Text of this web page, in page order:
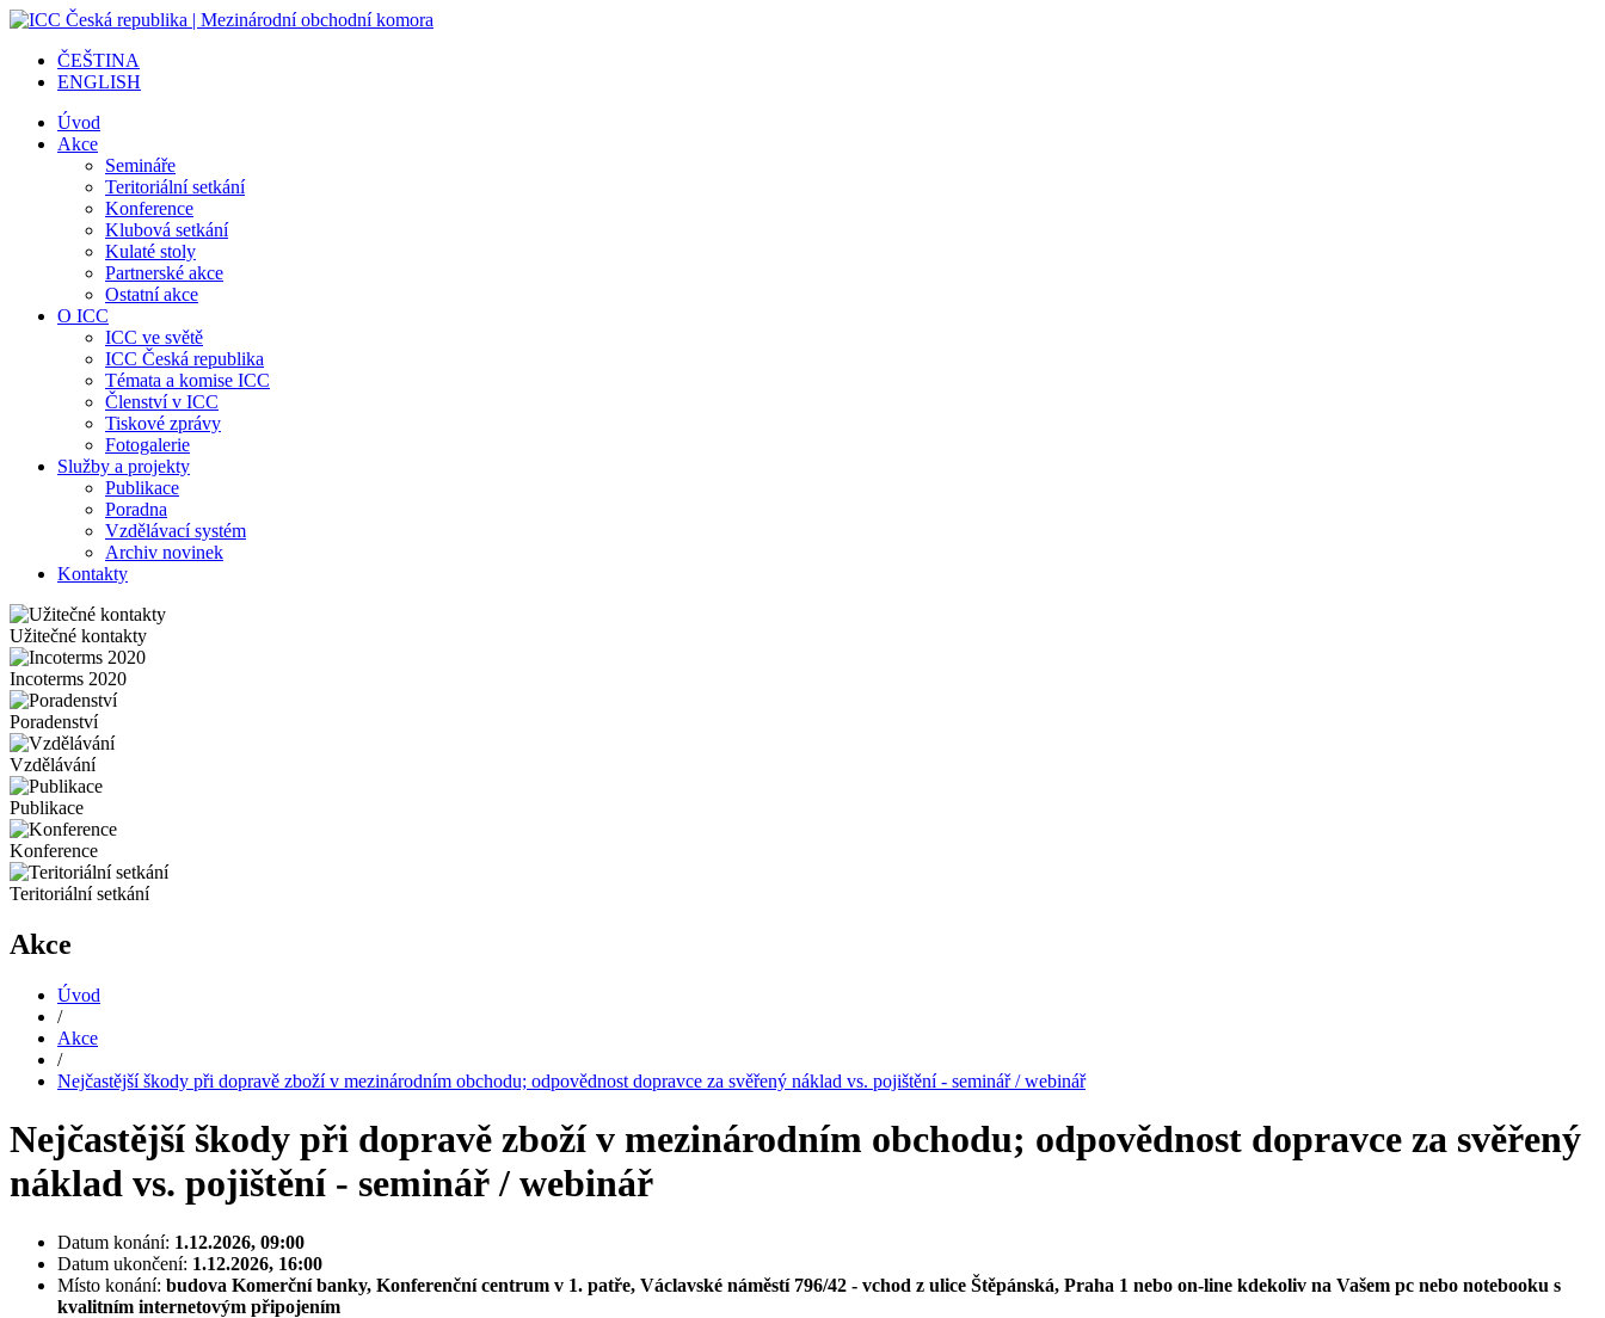
ČEŠTINA
ENGLISH
Úvod
Akce
Semináře
Teritoriální setkání
Konference
Klubová setkání
Kulaté stoly
Partnerské akce
Ostatní akce
O ICC
ICC ve světě
ICC Česká republika
Témata a komise ICC
Členství v ICC
Tiskové zprávy
Fotogalerie
Služby a projekty
Publikace
Poradna
Vzdělávací systém
Archiv novinek
Kontakty
Užitečné kontakty
Incoterms 2020
Poradenství
Vzdělávání
Publikace
Konference
Teritoriální setkání
Akce
Úvod
/
Akce
/
Nejčastější škody při dopravě zboží v mezinárodním obchodu; odpovědnost dopravce za svěřený náklad vs. pojištění - seminář / webinář
Nejčastější škody při dopravě zboží v mezinárodním obchodu; odpovědnost dopravce za svěřený
náklad vs. pojištění - seminář / webinář
Datum konání: 1.12.2026, 09:00
Datum ukončení: 1.12.2026, 16:00
Místo konání: budova Komerční banky, Konferenční centrum v 1. patře, Václavské náměstí 796/42 - vchod z ulice Štěpánská, Praha 1 nebo on-line kdekoliv na Vašem pc nebo notebooku s
kvalitním internetovým připojením